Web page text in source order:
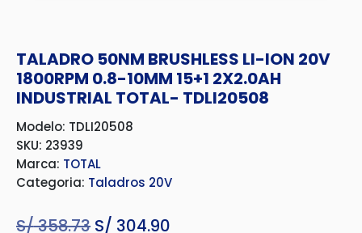
TALADRO 50NM BRUSHLESS LI-ION 20V
1800RPM 0.8-10MM 15+1 2X2.0AH
INDUSTRIAL TOTAL- TDLI20508
Modelo: TDLI20508
SKU: 23939
Marca: TOTAL
Categoria: Taladros 20V
S/358.73 El
S/ 304.90